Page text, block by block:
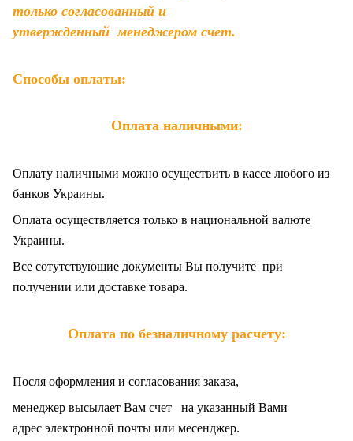
только согласованный и
утвержденный менеджером счет.
Способы оплаты:
Оплата наличными:
Оплату наличными можно осуществить в кассе любого из
банков Украины.
Оплата осуществляется только в национальной валюте
Украины.
Все сотутствующие документы Вы получите при
получении или доставке товара.
Оплата по безналичному расчету:
Посля оформления и согласования заказа,
менеджер высылает Вам счет на указанный Вами
адрес электронной почты или месенджер.